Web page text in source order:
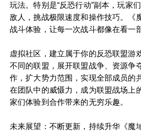
玩法。特别是“反恐行动”副本，玩家
敌人，挑战极限速度和操作技巧。《
战斗体验，让每一次战斗都像在看一
虚拟社区，建立属于你的反恐联盟游
不同的联盟，展开联盟战争、资源争
作，扩大势力范围，实现全部成员的
在团队中的威慑力，成为联盟战场上
家们体验到合作带来的无穷乐趣。
未来展望：不断更新，持续升华《魔